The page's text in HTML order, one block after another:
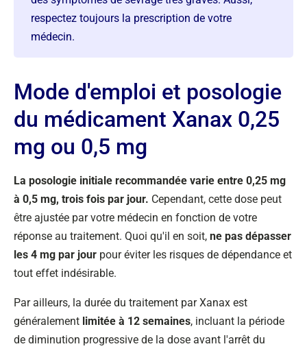
respectez toujours la prescription de votre
médecin.
Mode d'emploi et posologie
du médicament Xanax 0,25
mg ou 0,5 mg
La posologie initiale recommandée varie entre 0,25 mg
à 0,5 mg, trois fois par jour. Cependant, cette dose peut
être ajustée par votre médecin en fonction de votre
réponse au traitement. Quoi qu'il en soit, ne pas dépasser
les 4 mg par jour pour éviter les risques de dépendance et
tout effet indésirable.
Par ailleurs, la durée du traitement par Xanax est
généralement limitée à 12 semaines, incluant la période
de diminution progressive de la dose avant l'arrêt du